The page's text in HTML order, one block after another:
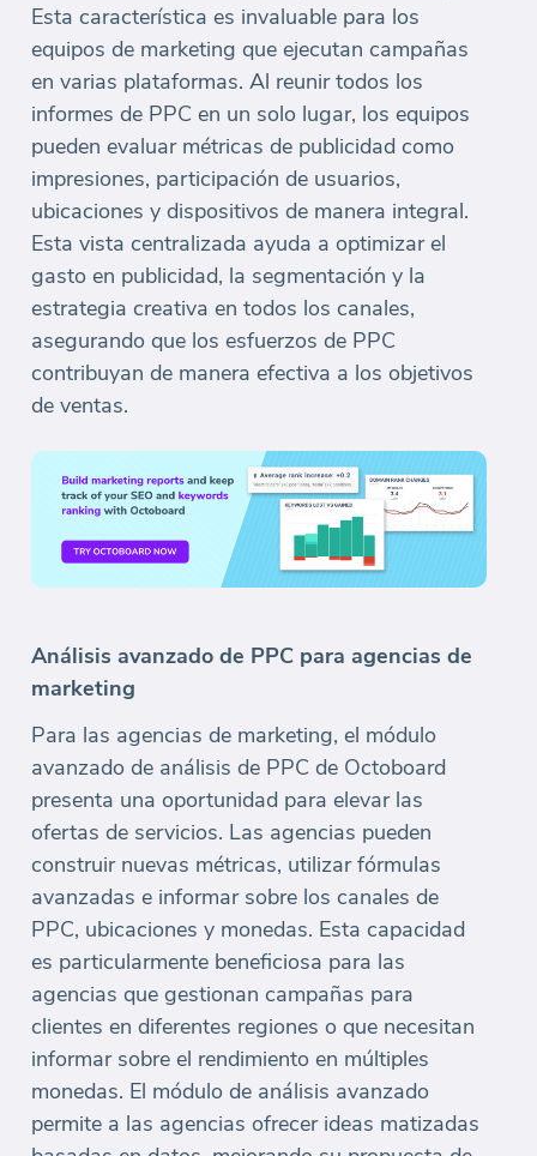
Esta característica es invaluable para los
equipos de marketing que ejecutan campañas
en varias plataformas. Al reunir todos los
informes de PPC en un solo lugar, los equipos
pueden evaluar métricas de publicidad como
impresiones, participación de usuarios,
ubicaciones y dispositivos de manera integral.
Esta vista centralizada ayuda a optimizar el
gasto en publicidad, la segmentación y la
estrategia creativa en todos los canales,
asegurando que los esfuerzos de PPC
contribuyan de manera efectiva a los objetivos
de ventas.
Análisis avanzado de PPC para agencias de
marketing
Para las agencias de marketing, el módulo
avanzado de análisis de PPC de Octoboard
presenta una oportunidad para elevar las
ofertas de servicios. Las agencias pueden
construir nuevas métricas, utilizar fórmulas
avanzadas e informar sobre los canales de
PPC, ubicaciones y monedas. Esta capacidad
es particularmente beneficiosa para las
agencias que gestionan campañas para
clientes en diferentes regiones o que necesitan
informar sobre el rendimiento en múltiples
monedas. El módulo de análisis avanzado
permite a las agencias ofrecer ideas matizadas